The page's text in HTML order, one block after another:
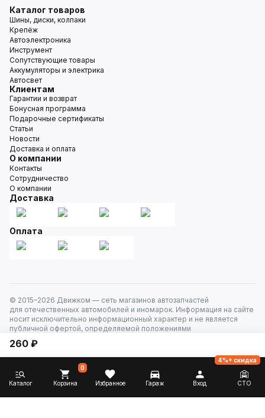
260 ₽
Каталог товаров
Шины, диски, колпаки
Крепёж
Автоэлектроника
Инструмент
Сопутствующие товары
Аккумуляторы и электрика
Автосвет
Клиентам
Гарантии и возврат
Бонусная программа
Подарочные сертификаты
Статьи
Новости
Доставка и оплата
О компании
Контакты
Сотрудничество
О компании
Доставка
Оплата
© 2015–2026 Движком — сеть магазинов автозапчастей
для отечественных автомобилей и иномарок. Информация на сайте
носит исключительно информационный характер и не является
публичной офертой, определяемой положениями
Каталог Корзина
0
Избранное Гараж Вход СТО
4%+ скидка